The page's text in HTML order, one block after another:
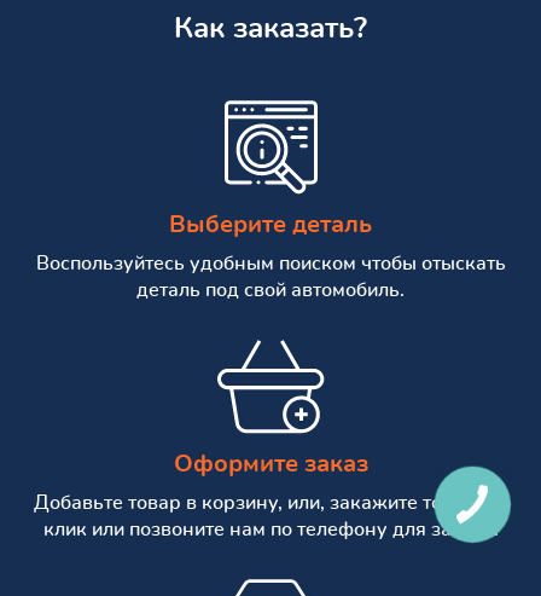
Как заказать?
Выберите деталь
Воспользуйтесь удобным поиском чтобы отыскать
деталь под свой автомобиль.
Оформите заказ
Добавьте товар в корзину, или, закажите товар в 1
клик или позвоните нам по телефону для заказа.